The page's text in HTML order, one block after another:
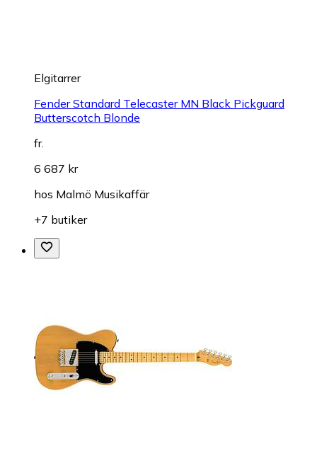
Elgitarrer
Fender Standard Telecaster MN Black Pickguard
Butterscotch Blonde
fr.
6 687 kr
hos Malmö Musikaffär
+7 butiker